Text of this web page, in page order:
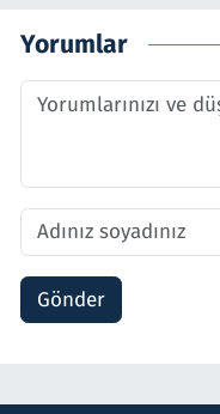
Yorumlar
Gönder